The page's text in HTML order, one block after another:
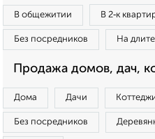
В общежитии В 2‑к
Без посредников На
Продажа домов, дач,
Дома Дачи
Без посредников